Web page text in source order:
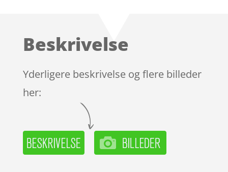
Beskrivelse
Yderligere beskrivelse og flere billeder
her: